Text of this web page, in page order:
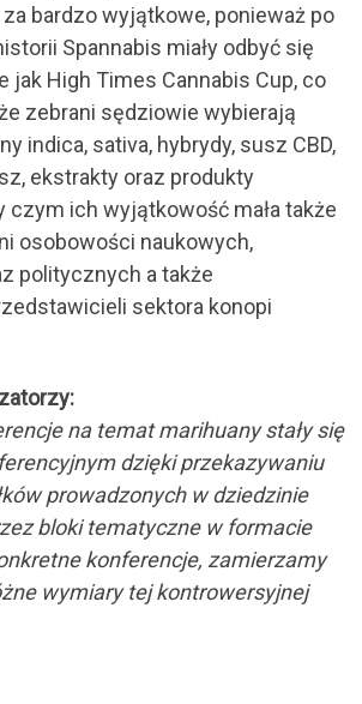
bardzo wyjątkowe, ponieważ po
Spannabis miały odbyć się
jak High Times Cannabis Cup, co
zebrani sędziowie wybierają
indica, sativa, hybrydy, susz CBD,
ekstrakty oraz produkty
czym ich wyjątkowość mała także
osobowości naukowych,
politycznych a także
sektora konopi
na temat marihuany stały się
dzięki przekazywaniu
prowadzonych w dziedzinie
bloki tematyczne w formacie
konferencje, zamierzamy
wymiary tej kontrowersyjnej